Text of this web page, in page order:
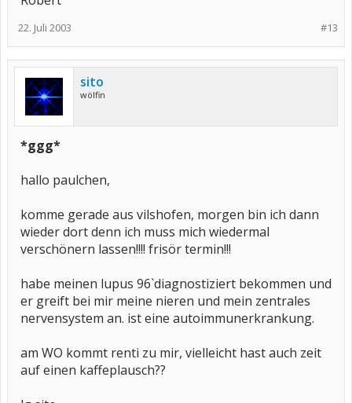
#13
22. Juli 2003
sito
wölfin
*ggg*
hallo paulchen,
komme gerade aus vilshofen, morgen bin ich dann
wieder dort denn ich muss mich wiedermal
verschönern lassen!!!! frisör termin!!!
habe meinen lupus 96`diagnostiziert bekommen und
er greift bei mir meine nieren und mein zentrales
nervensystem an. ist eine autoimmunerkrankung.
am WO kommt renti zu mir, vielleicht hast auch zeit
auf einen kaffeplausch??